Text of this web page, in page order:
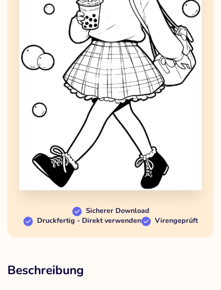
Sicherer Download
Druckfertig - Direkt verwenden
Virengeprüft
Beschreibung